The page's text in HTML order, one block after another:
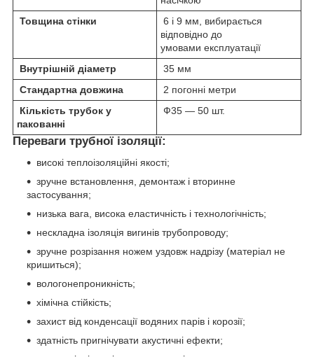
Товщина стінки
6 і 9 мм, вибирається
відповідно до
умовами експлуатації
Внутрішній діаметр
35 мм
Стандартна довжина
2 погонні метри
Кількість трубок у
пакованні
Ф35 — 50 шт.
Переваги трубної ізоляції:
високі теплоізоляційні якості;
зручне встановлення, демонтаж і вторинне
застосування;
низька вага, висока еластичність і технологічність;
нескладна ізоляція вигинів трубопроводу;
зручне розрізання ножем уздовж надрізу (матеріал не
кришиться);
вологонепроникність;
хімічна стійкість;
захист від конденсації водяних парів і корозії;
здатність пригнічувати акустичні ефекти;